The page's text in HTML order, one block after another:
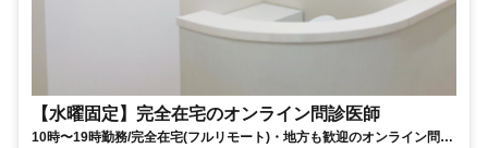
【水曜固定】完全在宅のオンライン問診医師
10時〜19時勤務/完全在宅(フルリモート)・地方も歓迎のオンライン問診